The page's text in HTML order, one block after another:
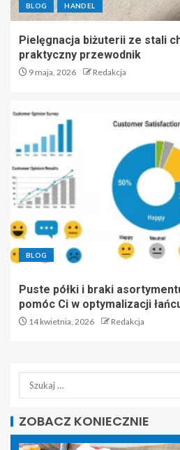
BLOG HANDEL
Pielęgnacja biżuterii ze stali
praktyczny przewodnik
9 maja, 2026 Redakcja
BLOG
Puste półki i braki
pomóc Ci w optymalizacji
14 kwietnia, 2026 Redakcja
ZOBACZ KONIECZNIE